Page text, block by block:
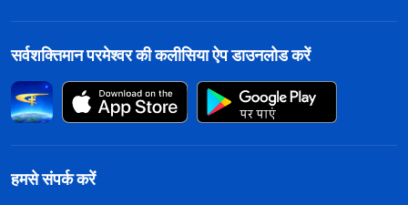
सर्वशक्तिमान परमेश्वर की कलीसिया ऐप डाउनलोड करें
हमसे संपर्क करें